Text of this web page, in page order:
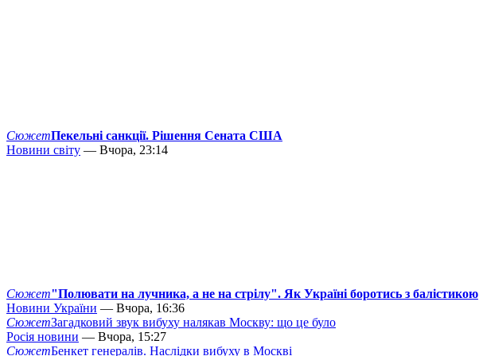
СюжетПекельні санкції. Рішення Сената США
Новини світу — Вчора, 23:14
Сюжет"Полювати на лучника, а не на стрілу". Як Україні боротись з балістикою
Новини України — Вчора, 16:36
СюжетЗагадковий звук вибуху налякав Москву: що це було
Росія новини — Вчора, 15:27
СюжетБенкет генералів. Наслідки вибуху в Москві